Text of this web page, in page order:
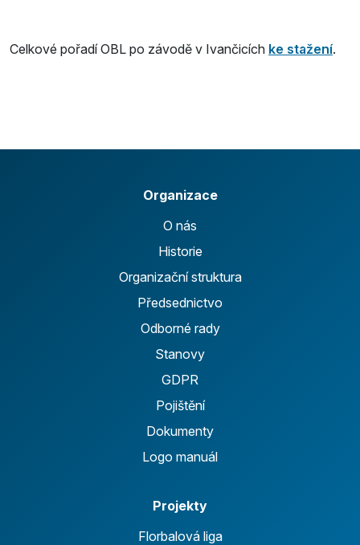
Celkové pořadí OBL po závodě v Ivančicích ke stažení.
Organizace
O nás
Historie
Organizační struktura
Předsednictvo
Odborné rady
Stanovy
GDPR
Pojištění
Dokumenty
Logo manuál
Projekty
Florbalová liga